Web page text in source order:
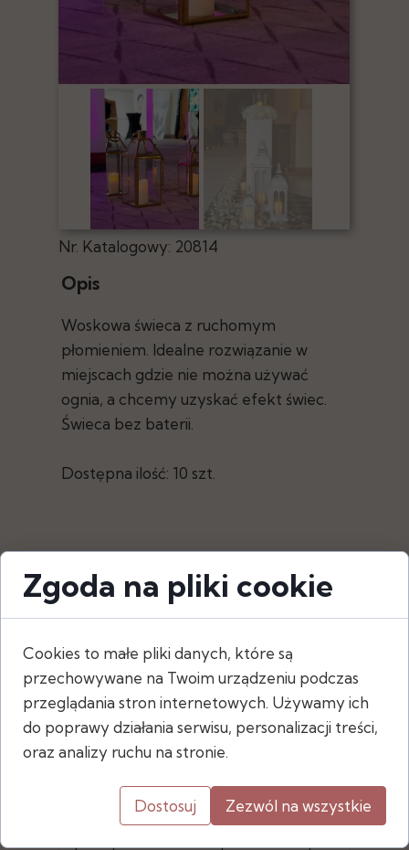
Nr. Katalogowy: 20814
- Po złożeniu zamówienia za pośrednictwem
naszej strony, sprawdzamy dostępność
Opis
Woskowa świeca z ruchomym
płomieniem. Idealne rozwiązanie w
miejscach gdzie nie można używać
ognia, a chcemy uzyskać efekt świec.
Świeca bez baterii.
Dostępna ilość: 10 szt.
Wymiary
- wysokość: 20 cm
- średnica: 7,5 cm
Zgoda na pliki cookie
Cookies to małe pliki danych, które są
przechowywane na Twoim urządzeniu podczas
przeglądania stron internetowych. Używamy ich
do poprawy działania serwisu, personalizacji treści,
oraz analizy ruchu na stronie.
Dostosuj Zezwól na wszystkie